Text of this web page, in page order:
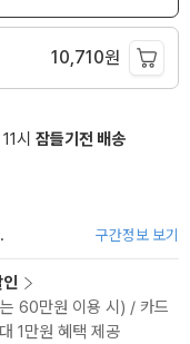
10,710원
시 잠들기전 배송
구간정보 보기
인
60만원 이용 시) / 카드
1만원 혜택 제공